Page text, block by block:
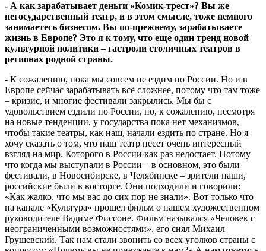
- А как зарабатывает деньги «Комик-трест»? Вы же
негосударственный театр, и в этом смысле, тоже немного
занимаетесь бизнесом. Вы по-прежнему, зарабатываете
жизнь в Европе? Это я к тому, что еще один тренд новой
культурной политики – гастроли столичных театров в
регионах родной страны.
- К сожалению, пока мы совсем не ездим по России. Но и в
Европе сейчас зарабатывать всё сложнее, потому что там тоже
– кризис, и многие фестивали закрылись. Мы бы с
удовольствием ездили по России, но, к сожалению, несмотря
на новые тенденции, у государства пока нет механизмов,
чтобы такие театры, как наш, начали ездить по стране. Но я
хочу сказать о том, что наш театр несет очень интересный
взгляд на мир. Которого в России как раз недостает. Потому
что когда мы выступали в России – в основном, это были
фестивали, в Новосибирске, в Челябинске – зрители наши,
российские были в восторге. Они подходили и говорили:
«Как жалко, что мы вас до сих пор не знали». Вот только что
на канале «Культура» прошел фильм о нашем художественном
руководителе Вадиме Фиссоне. Фильм назывался «Человек с
неограниченными возможностями», его снял Михаил
Грушевский. Так нам стали звонить со всех уголков страны с